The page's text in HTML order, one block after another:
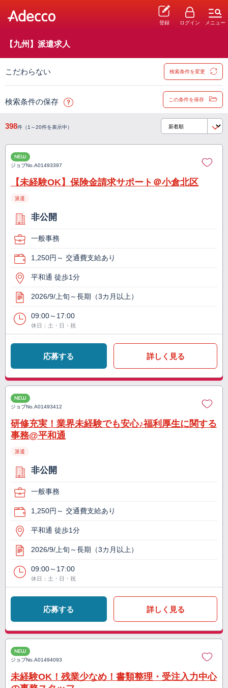
登録 ログイン メニュー
【九州】派遣求人
こだわらない 検索条件を変更
検索条件の保存 この条件を保存
398件（1～20件を表示中）
NEW
ジョブNo.A01493397
【未経験OK】保険金請求サポート＠小倉北区
派遣
非公開
一般事務
1,250円～ 交通費支給あり
平和通 徒歩1分
2026/9/上旬～長期（3カ月以上）
09:00～17:00
休日：土・日・祝
応募する 詳しく見る
NEW
ジョブNo.A01493412
研修充実！業界未経験でも安心♪福利厚生に関する
事務@平和通
派遣
非公開
一般事務
1,250円～ 交通費支給あり
平和通 徒歩1分
2026/9/上旬～長期（3カ月以上）
09:00～17:00
休日：土・日・祝
応募する 詳しく見る
NEW
ジョブNo.A01494093
未経験OK！残業少なめ！書類整理・受注入力中心